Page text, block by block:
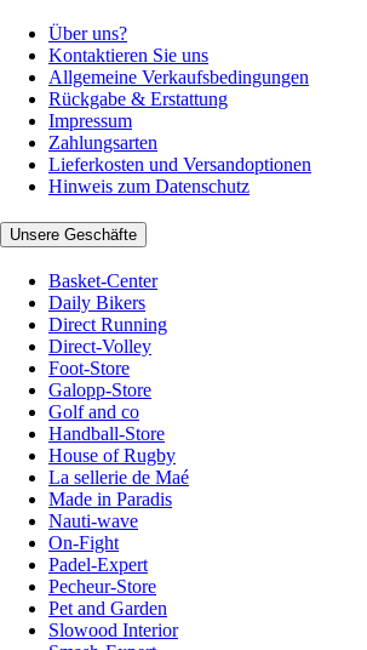
Über uns?
Kontaktieren Sie uns
Allgemeine Verkaufsbedingungen
Rückgabe & Erstattung
Impressum
Zahlungsarten
Lieferkosten und Versandoptionen
Hinweis zum Datenschutz
Unsere Geschäfte
Basket-Center
Daily Bikers
Direct Running
Direct-Volley
Foot-Store
Galopp-Store
Golf and co
Handball-Store
House of Rugby
La sellerie de Maé
Made in Paradis
Nauti-wave
On-Fight
Padel-Expert
Pecheur-Store
Pet and Garden
Slowood Interior